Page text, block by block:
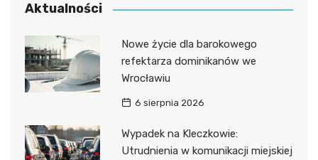
Aktualności
Nowe życie dla barokowego
refektarza dominikanów we
Wrocławiu
6 sierpnia 2026
Wypadek na Kleczkowie:
Utrudnienia w komunikacji miejskiej